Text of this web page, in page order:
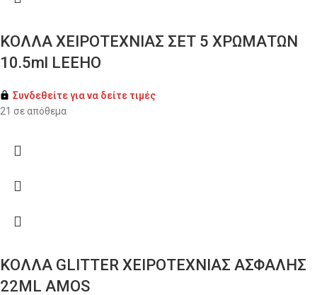
ΚΟΛΛΑ ΧΕΙΡΟΤΕΧΝΙΑΣ ΣΕΤ 5 ΧΡΩΜΑΤΩΝ
10.5ml LEEHO
Συνδεθείτε για να δείτε τιμές
21 σε απόθεμα
ΚΟΛΛΑ GLITTER ΧΕΙΡΟΤΕΧΝΙΑΣ ΑΣΦΑΛΗΣ
22ML AMOS